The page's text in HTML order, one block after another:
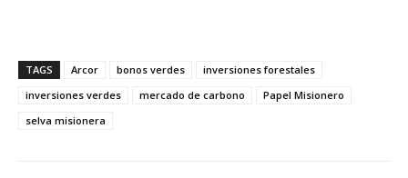
TAGS Arcor bonos verdes
inversiones forestales
inversiones verdes
mercado de carbono
Papel Misionero
selva misionera